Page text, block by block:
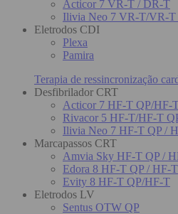
Acticor 7 VR-T / DR-T
Ilivia Neo 7 VR-T/VR-
Eletrodos CDI
Plexa
Pamira
Terapia de ressincronização
Desfibrilador CRT
Acticor 7 HF-T QP/HF-
Rivacor 5 HF-T/HF-T
Ilivia Neo 7 HF-T QP /
Marcapassos CRT
Amvia Sky HF-T QP /
Edora 8 HF-T QP / HF-T
Evity 8 HF-T QP/HF-T
Eletrodos LV
Sentus OTW QP